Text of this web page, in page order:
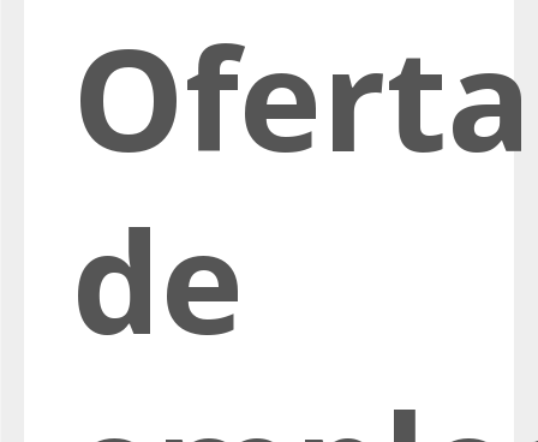
Oferta
de